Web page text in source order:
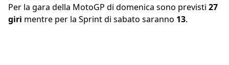
Per la gara della MotoGP di domenica sono previsti 27
giri mentre per la Sprint di sabato saranno 13.